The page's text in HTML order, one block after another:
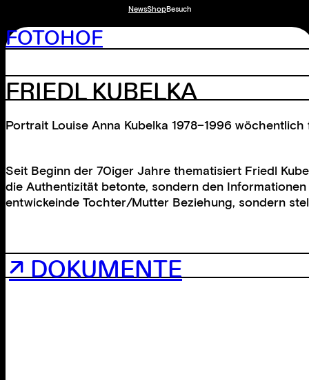
NewsShopBesuch
FOTOHOF
FRIEDL KUBELKA
Portrait Louise Anna Kubelka 1978–1996
Seit Beginn der 70iger Jahre thematisiert Friedl
die Authentizität betonte, sondern den
entwickeinde Tochter/Mutter Beziehung, sondern
↗ DOKUMENTE